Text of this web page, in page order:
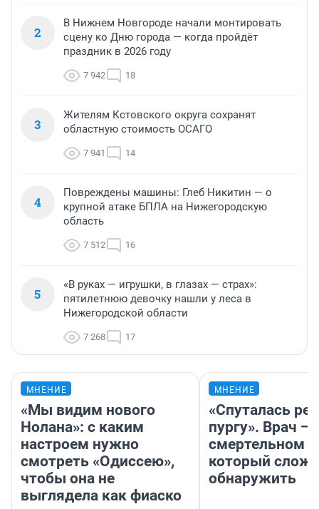
2
В Нижнем Новгороде начали монтировать
сцену ко Дню города — когда пройдёт
праздник в 2026 году
7 942 18
3
Жителям Кстовского округа сохранят
областную стоимость ОСАГО
7 941 14
4
Повреждены машины: Глеб Никитин — о
крупной атаке БПЛА на Нижегородскую
область
7 512 16
5
«В руках — игрушки, в глазах — страх»:
пятилетнюю девочку нашли у леса в
Нижегородской области
7 268 17
МНЕНИЕ
«Мы видим нового
Нолана»: с каким
настроем нужно
смотреть «Одиссею»,
чтобы она не
выглядела как фиаско
МНЕНИЕ
«Спуталась
пургу». Врач —
смертельном
который
обнаружить